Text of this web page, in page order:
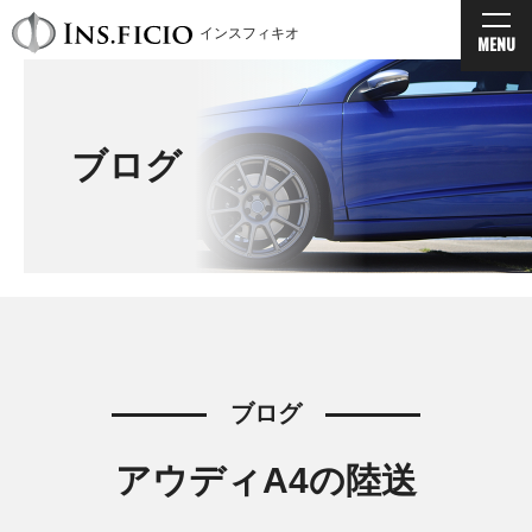
インスフィキオ MENU
ブログ
ブログ
アウディA4の陸送